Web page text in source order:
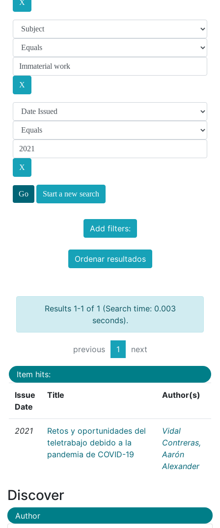
Start a new search
Add filters:
Ordenar resultados
Results 1-1 of 1 (Search time: 0.003
seconds).
previous 1 next
Item hits:
Issue
Date
Title Author(s)
2021
Retos y oportunidades del
teletrabajo debido a la
pandemia de COVID-19
Vidal
Contreras,
Aarón
Alexander
Discover
Author